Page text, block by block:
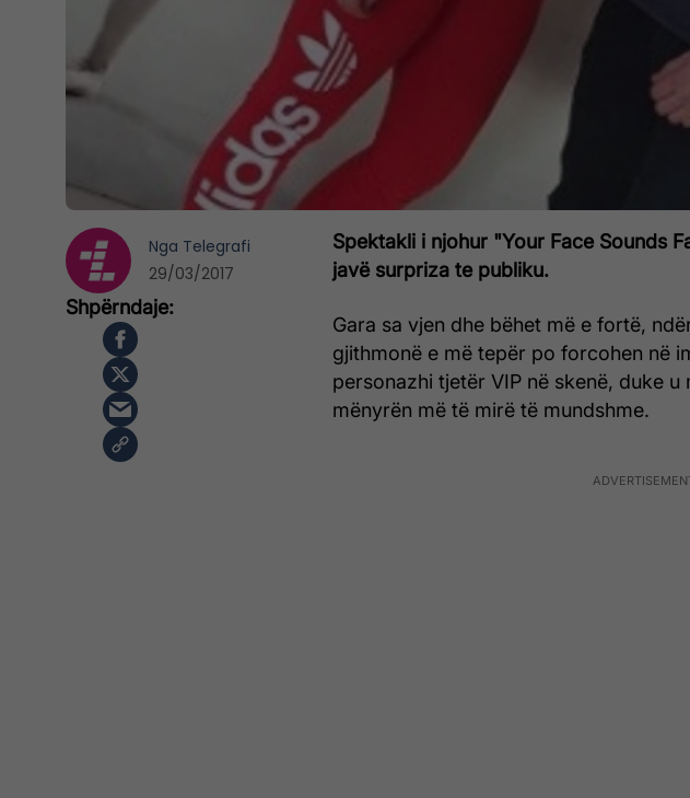
Spektakli i njohur "Your Face Sounds
javë surpriza te publiku.
Gara sa vjen dhe bëhet më e fortë,
gjithmonë e më tepër po forcohen në
personazhi tjetër VIP në skenë, duke u
mënyrën më të mirë të mundshme.
Nga Telegrafi
29/03/2017